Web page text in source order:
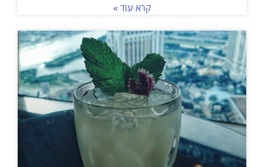
קרא עוד »